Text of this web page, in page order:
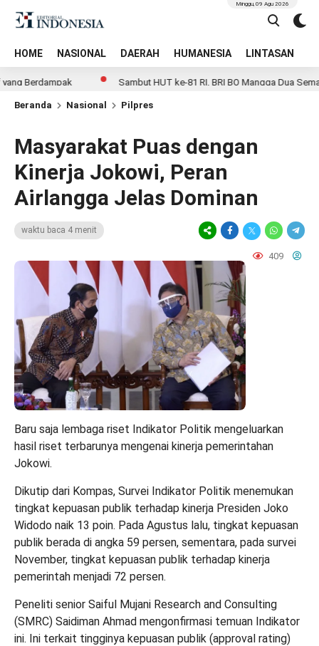
HOME NASIONAL DAERAH HUMANESIA LINTASAN
Minggu, 09 Agu 2026
Sambut HUT ke-81 RI, BRI BO Mangga Dua Semarakkan
Beranda Nasional Pilpres
Masyarakat Puas dengan
Kinerja Jokowi, Peran
Airlangga Jelas Dominan
waktu baca 4 menit
409
Baru saja lembaga riset Indikator Politik mengeluarkan
hasil riset terbarunya mengenai kinerja pemerintahan
Jokowi.
Dikutip dari Kompas, Survei Indikator Politik menemukan
tingkat kepuasan publik terhadap kinerja Presiden Joko
Widodo naik 13 poin. Pada Agustus lalu, tingkat kepuasan
publik berada di angka 59 persen, sementara, pada survei
November, tingkat kepuasan publik terhadap kinerja
pemerintah menjadi 72 persen.
Peneliti senior Saiful Mujani Research and Consulting
(SMRC) Saidiman Ahmad mengonfirmasi temuan Indikator
ini. Ini terkait tingginya kepuasan publik (approval rating)